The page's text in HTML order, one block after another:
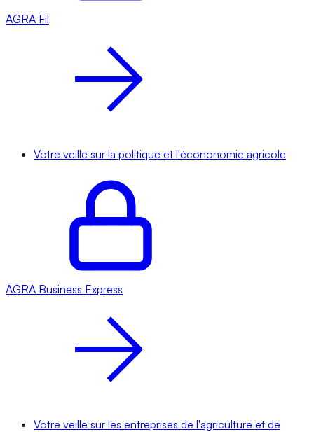
AGRA Fil
Votre veille sur la politique et l'écononomie agricole
AGRA Business Express
Votre veille sur les entreprises de l'agriculture et de